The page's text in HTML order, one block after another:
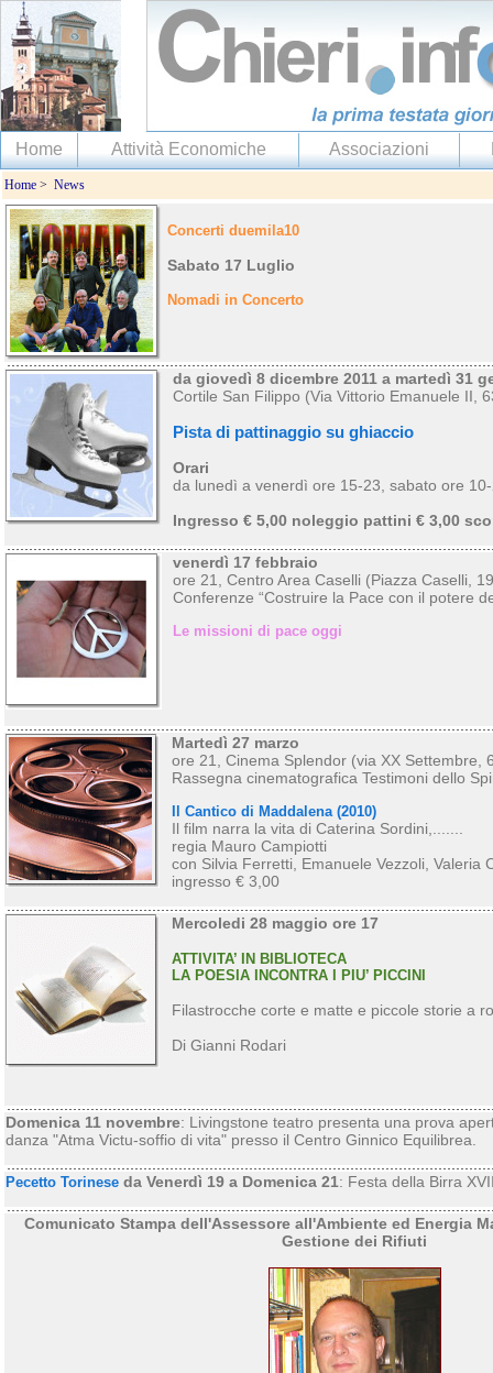
Home Attività Economiche Associazioni
Home > News
Concerti duemila10
Sabato 17 Luglio
Nomadi in Concerto
da giovedì 8 dicembre 2011 a martedì 31
Cortile San Filippo (Via Vittorio Emanuele II,
Pista di pattinaggio su ghiaccio
Orari
da lunedì a venerdì ore 15-23, sabato ore
Ingresso € 5,00 noleggio pattini € 3,00
venerdì 17 febbraio
ore 21, Centro Area Caselli (Piazza Caselli,
Conferenze “Costruire la Pace con il potere
Le missioni di pace oggi
Martedì 27 marzo
ore 21, Cinema Splendor (via XX Settembre,
Rassegna cinematografica Testimoni dello
Il Cantico di Maddalena (2010)
Il film narra la vita di Caterina Sordini,.......
regia Mauro Campiotti
con Silvia Ferretti, Emanuele Vezzoli, Valeria
ingresso € 3,00
Mercoledi 28 maggio ore 17
ATTIVITA’ IN BIBLIOTECA
LA POESIA INCONTRA I PIU’ PICCINI
Filastrocche corte e matte e piccole storie a
Di Gianni Rodari
Domenica 11 novembre: Livingstone teatro presenta una prova
danza "Atma Victu-soffio di vita" presso il Centro Ginnico Equilibrea.
Pecetto Torinese da Venerdì 19 a Domenica 21: Festa della Birra
Comunicato Stampa dell'Assessore all'Ambiente ed Energia
Gestione dei Rifiuti